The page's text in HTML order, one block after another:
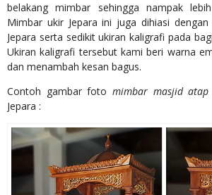
belakang mimbar sehingga nampak
Mimbar ukir Jepara ini juga dihiasi
Jepara serta sedikit ukiran kaligrafi pada
Ukiran kaligrafi tersebut kami beri warna
dan menambah kesan bagus.
Contoh gambar foto mimbar masjid atap
Jepara :